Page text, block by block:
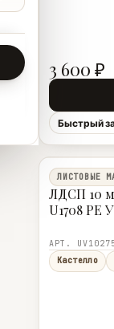
3 600 ₽
Быстрый
ЛИСТОВЫЕ
ЛДСП 10
U1708 PE
АРТ.
Кастелло